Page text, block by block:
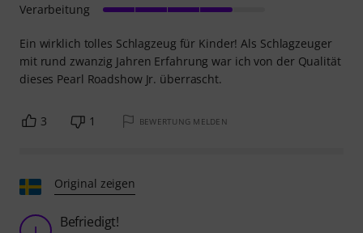
Ein wirklich tolles Schlagzeug für Kinder! Als Schlagzeuger
mit rund zwanzig Jahren Erfahrung war ich von der Qualität
dieses Pearl Roadshow Jr. überrascht.
Verarbeitung
3 1 BEWERTUNG MELDEN
Original zeigen
J Befriedigt!